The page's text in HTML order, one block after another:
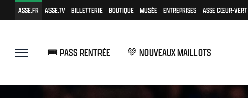
ASSE.FR ASSE.TV BILLETTERIE BOUTIQUE MUSÉE ENTREPRISES ASSE CŒUR-VERT
🎟️ PASS RENTRÉE 💚 NOUVEAUX MAILLOTS